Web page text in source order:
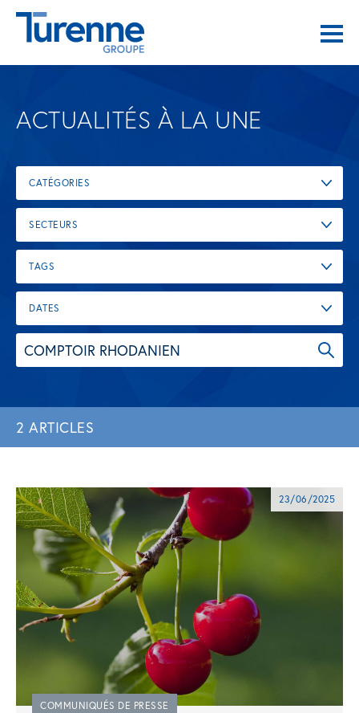
ACTUALITÉS À LA UNE
CATÉGORIES
SECTEURS
TAGS
DATES
2 ARTICLES
23/06/2025
COMMUNIQUÉS DE PRESSE